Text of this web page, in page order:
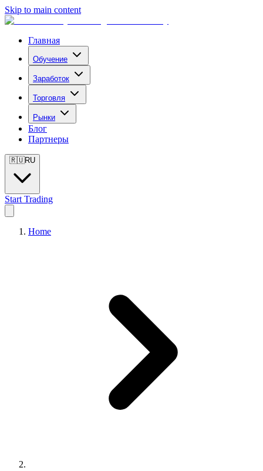
Skip to main content
Главная
Обучение
Заработок
Торговля
Рынки
Блог
Партнеры
🇷🇺RU
Start Trading
Home